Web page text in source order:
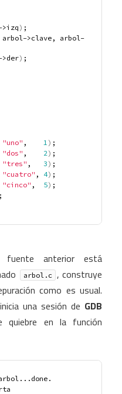
) ;
>clave, arbol-
) ;
"uno" , 1 ) ;
"dos" , 2) ;
"tres" , 3) ;
"cuatro" , 4) ;
"cinco" , 5) ;
;
fuente anterior está
arbol.c , construye
como es usual.
una sesión de GDB
en la función